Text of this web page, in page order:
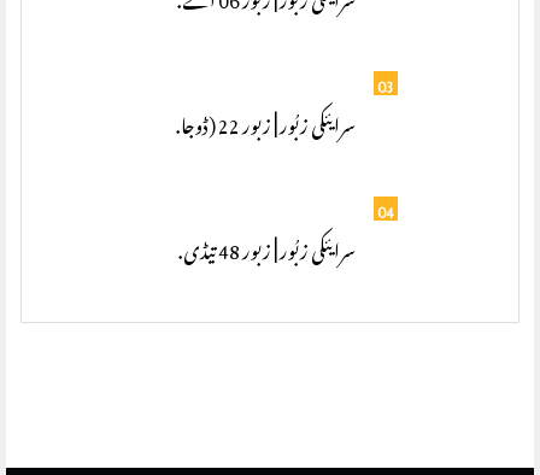
03
سرایئکی زبُور | زبور 22 (ڈوجا.
04
سرایئکی زبُور | زبور 48 تیڈی.